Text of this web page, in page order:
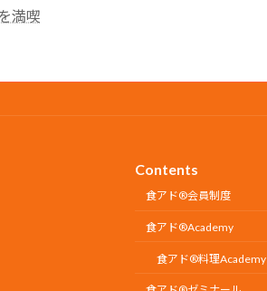
満喫
Contents
食アド®会員制度
食アド®︎Academy
食アド®︎料理Academy